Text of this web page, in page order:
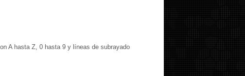
A hasta Z, 0 hasta 9 y líneas de subrayado